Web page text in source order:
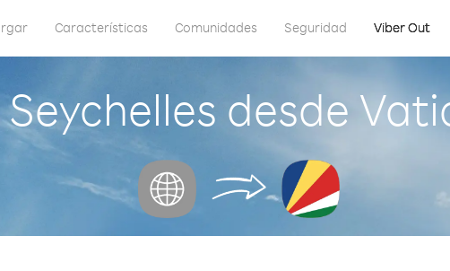
Características Comunidades Seguridad Viber Out
desde